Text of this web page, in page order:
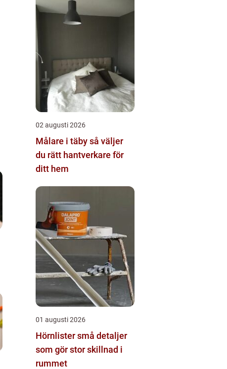
02 augusti 2026
Målare i täby så väljer
du rätt hantverkare för
ditt hem
01 augusti 2026
Hörnlister små detaljer
som gör stor skillnad i
rummet